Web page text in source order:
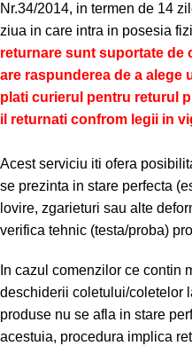
Nr.34/2014, in termen de 14
ziua in care intra in posesia
returnare sunt suportate de
are raspunderea de a alege
plati curierul pentru returul
il returnati confrom legii in
Acest serviciu iti ofera
se prezinta in stare perfecta
lovire, zgarieturi sau alte
verifica tehnic (testa/proba)
In cazul comenzilor ce contin
deschiderii coletului/coletelor
produse nu se afla in stare
acestuia, procedura implica